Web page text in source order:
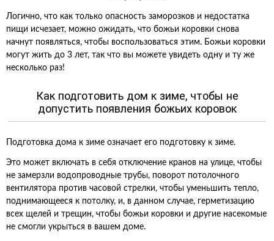
Логично, что как только опасность заморозков и недостатка
пищи исчезает, можно ожидать, что божьи коровки снова
начнут появляться, чтобы воспользоваться этим. Божьи коровки
могут жить до 3 лет, так что вы можете увидеть одну и ту же
несколько раз!
Как подготовить дом к зиме, чтобы не
допустить появления божьих коровок
Подготовка дома к зиме означает его подготовку к зиме.
Это может включать в себя отключение кранов на улице, чтобы
не замерзли водопроводные трубы, поворот потолочного
вентилятора против часовой стрелки, чтобы уменьшить тепло,
поднимающееся к потолку, и, в данном случае, герметизацию
всех щелей и трещин, чтобы божьи коровки и другие насекомые
не смогли укрыться в вашем доме.